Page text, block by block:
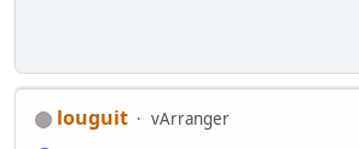
louguit
vArranger